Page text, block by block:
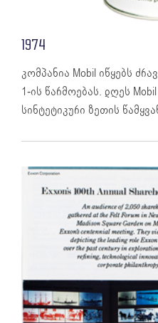
1974
კომპანია Mobil იწყებს
1-ის წარმოებას. დღეს
სინტეტიკური ზეთის